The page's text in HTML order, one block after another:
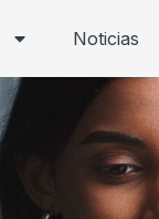
Noticias